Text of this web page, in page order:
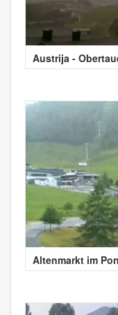
Austrija -
Altenmarkt im